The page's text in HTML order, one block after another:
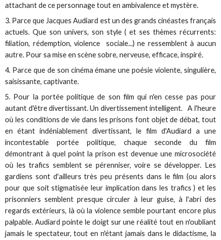
attachant de ce personnage tout en ambivalence et mystère.
3. Parce que Jacques Audiard est un des grands cinéastes français
actuels. Que son univers, son style ( et ses thèmes récurrents:
filiation, rédemption, violence sociale...) ne ressemblent à aucun
autre. Pour sa mise en scène sobre, nerveuse, efficace, inspiré.
4. Parce que de son cinéma émane une poésie violente, singulière,
saisissante, captivante.
5. Pour la portée politique de son film qui n'en cesse pas pour
autant d'être divertissant. Un divertissement intelligent. A l'heure
où les conditions de vie dans les prisons font objet de débat, tout
en étant indéniablement divertissant, le film d'Audiard a une
incontestable portée politique, chaque seconde du film
démontrant à quel point la prison est devenue une microsociété
où les trafics semblent se pérenniser, voire se développer. Les
gardiens sont d'ailleurs très peu présents dans le film (ou alors
pour que soit stigmatisée leur implication dans les trafics ) et les
prisonniers semblent presque circuler à leur guise, à l'abri des
regards extérieurs, là où la violence semble pourtant encore plus
palpable. Audiard pointe le doigt sur une réalité tout en n'oubliant
jamais le spectateur, tout en n'étant jamais dans le didactisme, la